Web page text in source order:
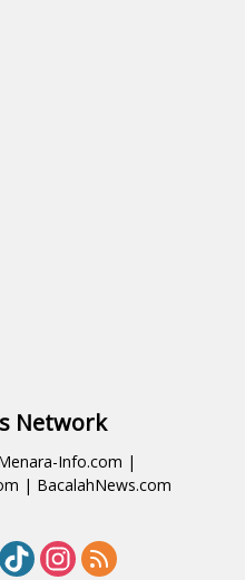
Network
Info.com |
| BacalahNews.com